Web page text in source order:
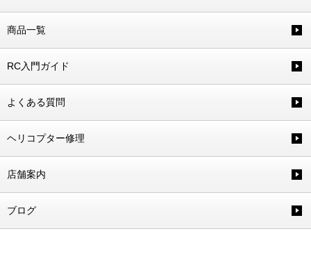
商品一覧
RC入門ガイド
よくある質問
ヘリコプター修理
店舗案内
ブログ